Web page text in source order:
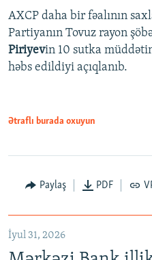
AXCP daha bir fəalının
Partiyanın Tovuz rayon
Piriyevin 10 sutka
həbs edildiyi açıqlanıb.
Ətraflı burada oxuyun
Paylaş PDF
İyul 31, 2026